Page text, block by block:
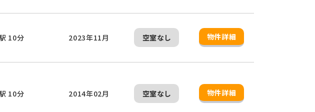
10分 2023年11月 空室なし 物件詳細
10分 2014年02月 空室なし 物件詳細